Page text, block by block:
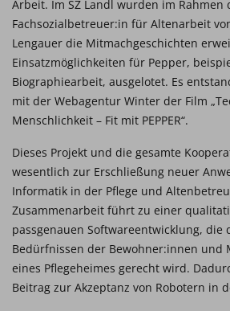
Arbeit. Im SZ Landl wurden im
Fachsozialbetreuer:in für Altenarbeit
Lengauer die Mitmachgeschichten
Einsatzmöglichkeiten für Pepper,
Biographiearbeit, ausgelotet. Es
mit der Webagentur Winter der Film
Menschlichkeit – Fit mit PEPPER“.
Dieses Projekt und die gesamte
wesentlich zur Erschließung neuer
Informatik in der Pflege und
Zusam­menarbeit führt zu einer
passgenauen Softwareentwicklung, die
Bedürfnissen der Bewohner:innen und
eines Pflege­heimes gerecht wird.
Beitrag zur Akzeptanz von Robotern in